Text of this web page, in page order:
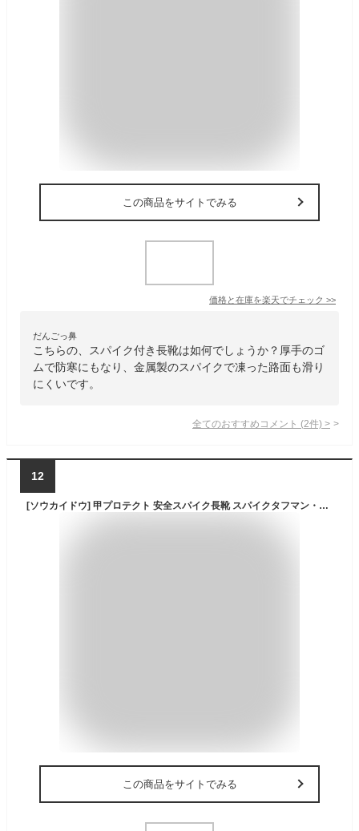
この商品をサイトでみる
価格と在庫を楽天でチェック >>
だんごっ鼻
こちらの、スパイク付き長靴は如何でしょうか？厚手のゴ
ムで防寒にもなり、金属製のスパイクで凍った路面も滑り
にくいです。
全てのおすすめコメント (2件) >
12
[ソウカイドウ] 甲プロテクト 安全スパイク長靴 スパイクタフマン・プロ メンズ オレンジ 26.0 cm
この商品をサイトでみる